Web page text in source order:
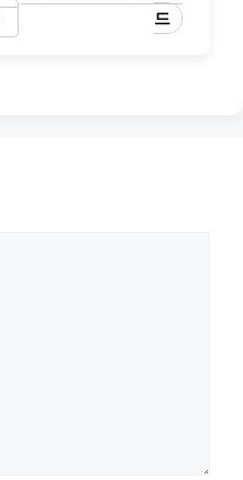
드